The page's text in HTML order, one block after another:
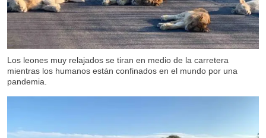
Los leones muy relajados se tiran en medio de la carretera
mientras los humanos están confinados en el mundo por una
pandemia.